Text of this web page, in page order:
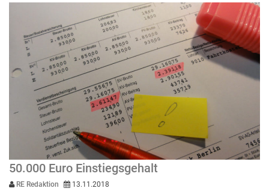
50.000 Euro Einstiegsgehalt
RE Redaktion 13.11.2018